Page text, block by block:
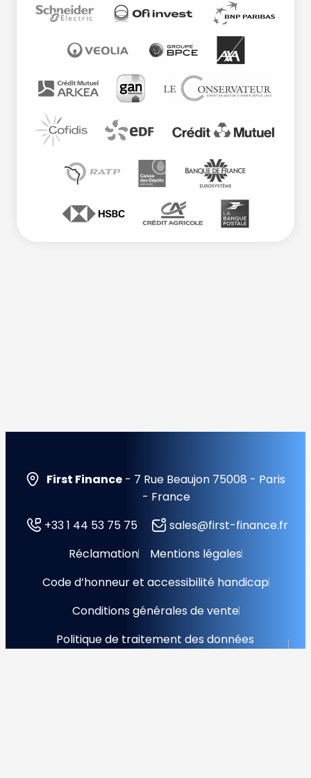
First Finance - 7 Rue Beaujon 75008 - Paris
- France
+33 1 44 53 75 75
sales@first-finance.fr
Réclamation
Mentions légales
Code d’honneur et accessibilité handicap
Conditions générales de vente
Politique de traitement des données